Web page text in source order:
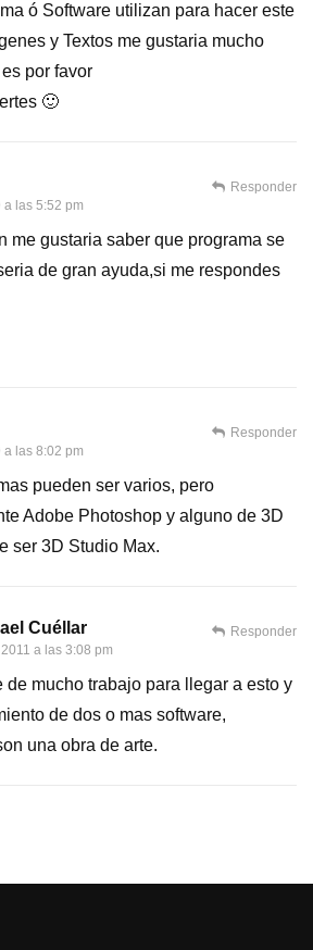
ó Software utilizan para hacer este
y Textos me gustaria mucho
por favor
🙂
las 5:52 pm
me gustaria saber que programa se
de gran ayuda,si me respondes
Responder
las 8:02 pm
pueden ser varios, pero
Adobe Photoshop y alguno de 3D
ser 3D Studio Max.
Responder
Cuéllar
a las 3:08 pm
de mucho trabajo para llegar a esto y
de dos o mas software,
una obra de arte.
Responder